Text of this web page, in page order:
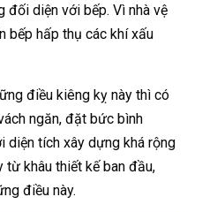
đối diện với bếp. Vì nhà vệ
bếp hấp thụ các khí xấu
điều kiêng kỵ này thì có
ngăn, đặt bức bình
diện tích xây dựng khá rộng
từ khâu thiết kế ban đầu,
điều này.